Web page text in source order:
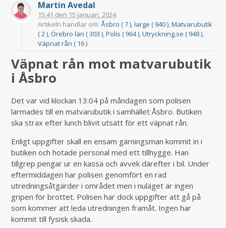
Martin Avedal
15:41 den 15 januari, 2024
Artikeln handlar om:Åsbro ( 7 ),large ( 940 ),Matvarubutik
( 2 ),Örebro län ( 303 ),Polis ( 964 ),Utryckning.se ( 948 ),
Väpnat rån ( 16 )
Väpnat rån mot matvarubutik
i Åsbro
Det var vid klockan 13:04 på måndagen som polisen
larmades till en matvarubutik i samhället Åsbro. Butiken
ska strax efter lunch blivit utsatt för ett väpnat rån.
Enligt uppgifter skall en ensam gärningsman kommit in i
butiken och hotade personal med ett tillhygge. Han
tillgrep pengar ur en kassa och avvek därefter i bil. Under
eftermiddagen har polisen genomfört en rad
utredningsåtgärder i området men i nuläget är ingen
gripen för brottet. Polisen har dock uppgifter att gå på
som kommer att leda utredningen framåt. Ingen har
kommit till fysisk skada.